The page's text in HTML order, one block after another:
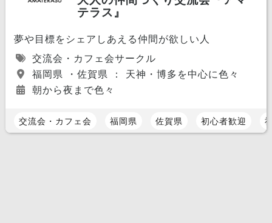
テラス』
夢や目標をシェアしあえる仲間が欲しい人
交流会・カフェ会サークル
福岡県 ・佐賀県 ： 天神・博多を中心に色々
朝から夜まで色々
交流会・カフェ会 福岡県 佐賀県 初心者歓迎